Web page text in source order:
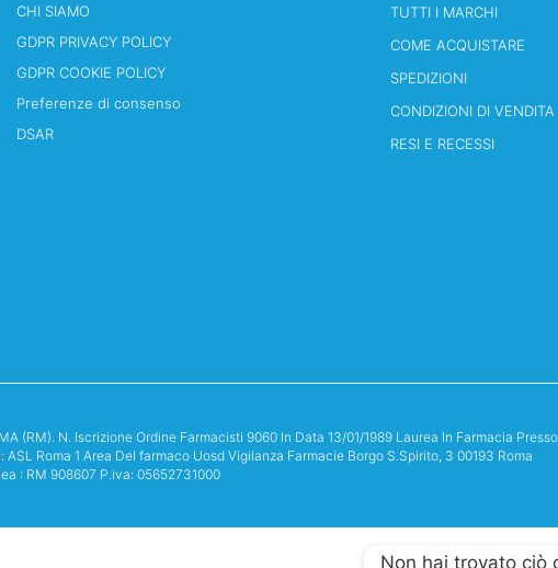
CHI SIAMO
GDPR PRIVACY POLICY
GDPR COOKIE POLICY
Preferenze di consenso
DSAR
TUTTI I MARCHI
COME ACQUISTARE
SPEDIZIONI
CONDIZIONI DI VENDITA
RESI E RECESSI
(RM). N. Iscrizione Ordine Farmacisti 9060 In Data 13/01/1989 Laurea In Farmacia Presso
Roma 1 Area Del farmaco Uosd Vigilanza Farmacie Borgo S.Spirito, 3 00193 Roma
: RM 908607 P.iva: 05652731000
Non hai trovato ciò